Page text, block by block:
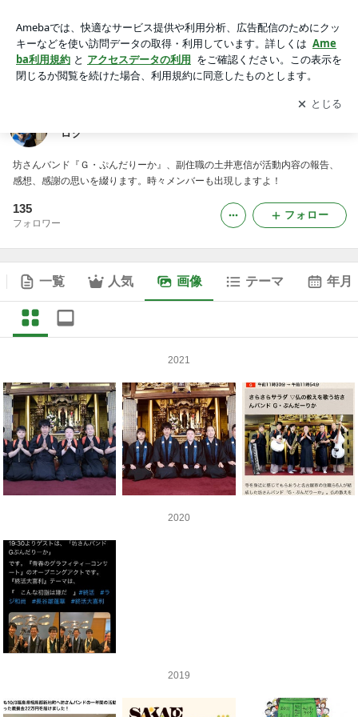
アプリをダウンロードして ブログの更新通知
を受け取りまし
ょう。
開く
ログ
坊さんバンド『Ｇ・ぷんだりーか』、副住職の土井恵信が活動内容の報告、
感想、感謝の思いを綴ります。時々メンバーも出現しますよ！
135
フォロワー
フォロー
一覧 人気 画像 テーマ 年月
2021
2020
2019